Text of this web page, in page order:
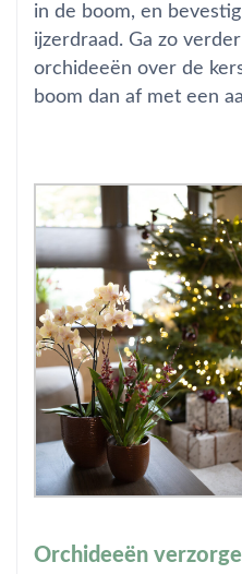
in de boom, en
ijzerdraad. Ga zo
orchideeën over de
boom dan af met een
Orchideeën